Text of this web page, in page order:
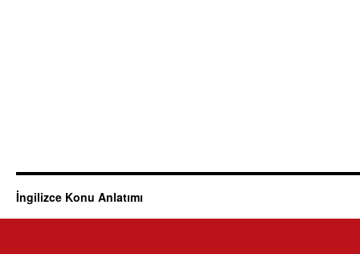
İngilizce Konu Anlatımı